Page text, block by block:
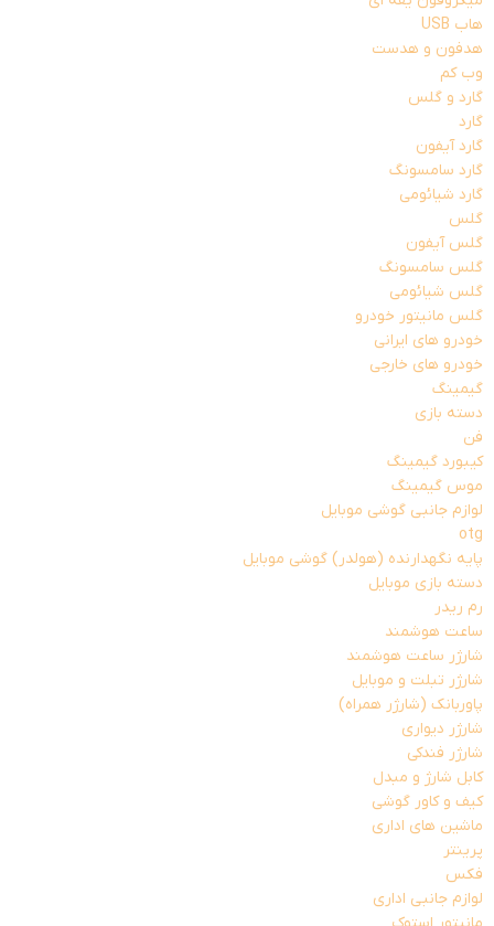
هاب USB
هدفون و هدست
وب کم
گارد و گلس
گارد
گارد آیفون
گارد سامسونگ
گارد شیائومی
گلس
گلس آیفون
گلس سامسونگ
گلس شیائومی
گلس مانیتور خودرو
خودرو های ایرانی
خودرو های خارجی
گیمینگ
دسته بازی
فن
کیبورد گیمینگ
موس گیمینگ
لوازم جانبی گوشی موبایل
otg
پایه نگهدارنده (هولدر) گوشی موبایل
دسته بازی موبایل
رم ریدر
ساعت هوشمند
شارژر ساعت هوشمند
شارژر تبلت و موبایل
پاوربانک (شارژر همراه)
شارژر دیواری
شارژر فندکی
کابل شارژ و مبدل
کیف و کاور گوشی
ماشین های اداری
پرینتر
فکس
لوازم جانبی اداری